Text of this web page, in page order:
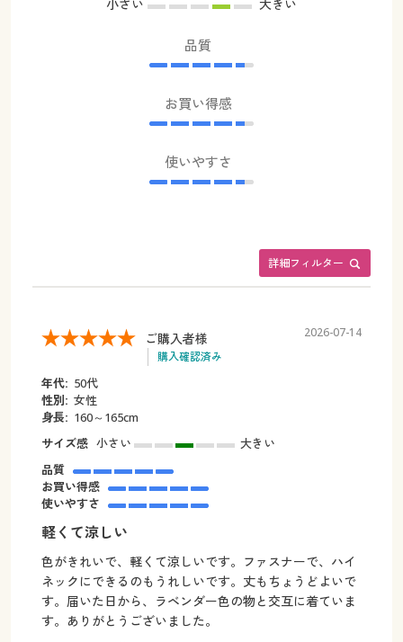
小さい 大きい
品質
お買い得感
使いやすさ
詳細フィルター
ご購入者様
購入確認済み
2026-07-14
年代: 50代
性別: 女性
身長: 160～165cm
サイズ感 小さい
大きい
品質
お買い得感
使いやすさ
軽くて涼しい
色がきれいで、軽くて涼しいです。ファスナーで、ハイ
ネックにできるのもうれしいです。丈もちょうどよいで
す。届いた日から、ラベンダー色の物と交互に着ていま
す。ありがとうございました。